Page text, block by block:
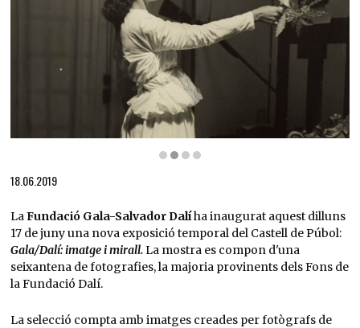
18.06.2019
LaFundació Gala-Salvador Dalíha inaugurat aquest dilluns
17 de juny una nova exposició temporal del Castell de Púbol:
Gala/Dalí: imatge i mirall.La mostra es compon d'una
seixantena de fotografies, la majoria provinents dels Fons de
la Fundació Dalí.
La selecció compta amb imatges creades per fotògrafs de